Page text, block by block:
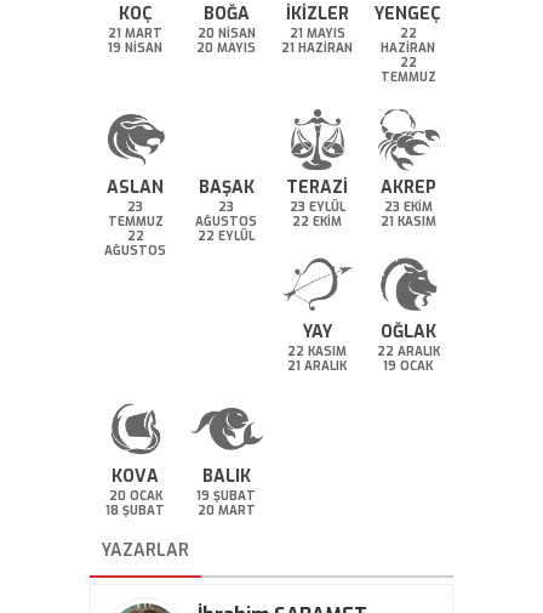
KOÇ
21 MART
19 NİSAN
BOĞA
20 NİSAN
20 MAYIS
İKİZLER
21 MAYIS
21 HAZİRAN
YENGEÇ
22
HAZİRAN
22
TEMMUZ
ASLAN
23
TEMMUZ
22
AĞUSTOS
BAŞAK
23
AĞUSTOS
22 EYLÜL
TERAZİ
23 EYLÜL
22 EKİM
AKREP
23 EKİM
21 KASIM
YAY
22 KASIM
21 ARALIK
OĞLAK
22 ARALIK
19 OCAK
KOVA
20 OCAK
18 ŞUBAT
BALIK
19 ŞUBAT
20 MART
YAZARLAR